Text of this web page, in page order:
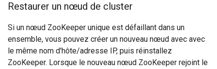
Restaurer un nœud de cluster
Si un nœud ZooKeeper unique est défaillant dans un
ensemble, vous pouvez créer un nouveau nœud avec avec
le même nom d'hôte/adresse IP, puis réinstallez
ZooKeeper. Lorsque le nouveau nœud ZooKeeper rejoint le